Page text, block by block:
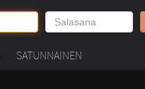
SATUNNAINEN